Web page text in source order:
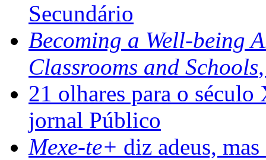
Secundário
Becoming a Well-being
Classrooms and Schools
21 olhares para o
jornal Público
Mexe-te+ diz adeus,